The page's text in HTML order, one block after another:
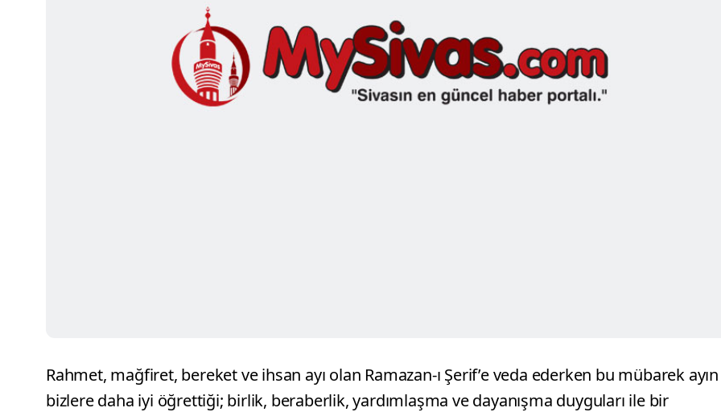
Rahmet, mağfiret, bereket ve ihsan ayı olan Ramazan-ı Şerif’e veda ederken bu mübarek ayın
bizlere daha iyi öğrettiği; birlik, beraberlik, yardımlaşma ve dayanışma duyguları ile bir